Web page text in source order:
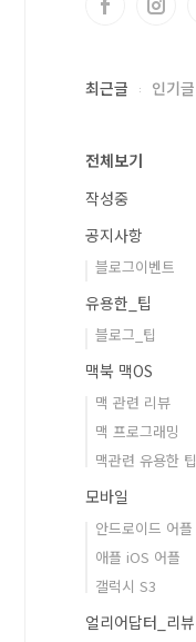
최근글 인기글
전체보기
작성중
공지사항
블로그이벤트
유용한_팁
블로그_팁
맥북 맥OS
맥 관련 리뷰
맥 프로그래밍
맥관련 유용한 팁
모바일
안드로이드 어플
애플 iOS 어플
갤럭시 S3
얼리어답터_리뷰